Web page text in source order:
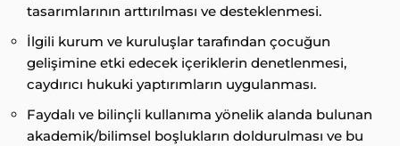
tasarımlarının arttırılması ve desteklenmesi.
İlgili kurum ve kuruluşlar tarafından çocuğun
gelişimine etki edecek içeriklerin denetlenmesi,
caydırıcı hukuki yaptırımların uygulanması.
Faydalı ve bilinçli kullanıma yönelik alanda bulunan
akademik/bilimsel boşlukların doldurulması ve bu